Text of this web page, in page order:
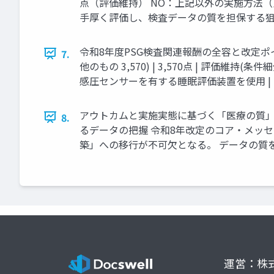
手厚く評価し、検査データの質を担保する
7.
令和8年度PSG検査関連報酬の全容と改定
他のもの 3,570) | 3,570点 | 評価維持(条件
感圧センサーを有する睡眠評価装置を使用
8.
アウトカムと実施実態に基づく「医療の質
るデータの把握 令和8年改定のコア・メッ
築」への移行が不可欠となる。 データの
運営：株